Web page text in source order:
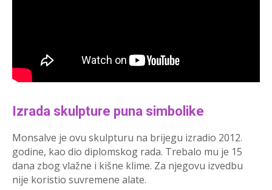
Izrada skulpture puna simbolike
Monsalve je ovu skulpturu na brijegu izradio 2012.
godine, kao dio diplomskog rada. Trebalo mu je 15
dana zbog vlažne i kišne klime. Za njegovu izvedbu
nije koristio suvremene alate.